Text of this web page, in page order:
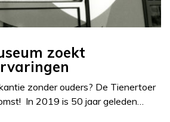
zoekt
zonder ouders? De Tienertoer
In 2019 is 50 jaar geleden…